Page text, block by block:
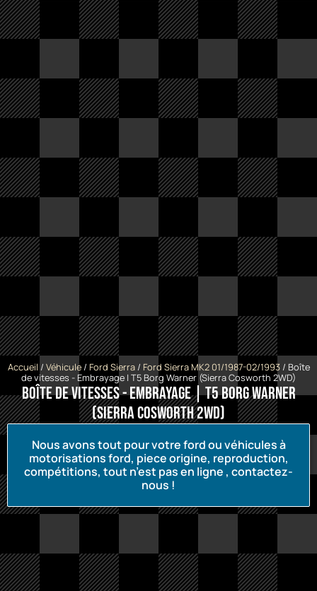
Accueil / Véhicule/ Ford Sierra/ Ford Sierra MK2 01/1987-02/1993/ Boîte
de vitesses - Embrayage | T5 Borg Warner (Sierra Cosworth 2WD)
Boîte de vitesses - Embrayage | T5 Borg Warner
(Sierra Cosworth 2WD)
Nous avons tout pour votre ford ou véhicules à
motorisations ford, piece origine, reproduction,
compétitions, tout n’est pas en ligne , contactez-
nous !